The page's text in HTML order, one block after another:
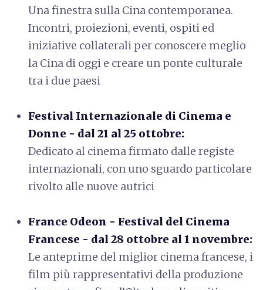
Una finestra sulla Cina contemporanea.
Incontri, proiezioni, eventi, ospiti ed
iniziative collaterali per conoscere meglio
la Cina di oggi e creare un ponte culturale
tra i due paesi
Festival Internazionale di Cinema e
Donne - dal 21 al 25 ottobre:
Dedicato al cinema firmato dalle registe
internazionali, con uno sguardo particolare
rivolto alle nuove autrici
France Odeon - Festival del Cinema
Francese - dal 28 ottobre al 1 novembre:
Le anteprime del miglior cinema francese, i
film più rappresentativi della produzione